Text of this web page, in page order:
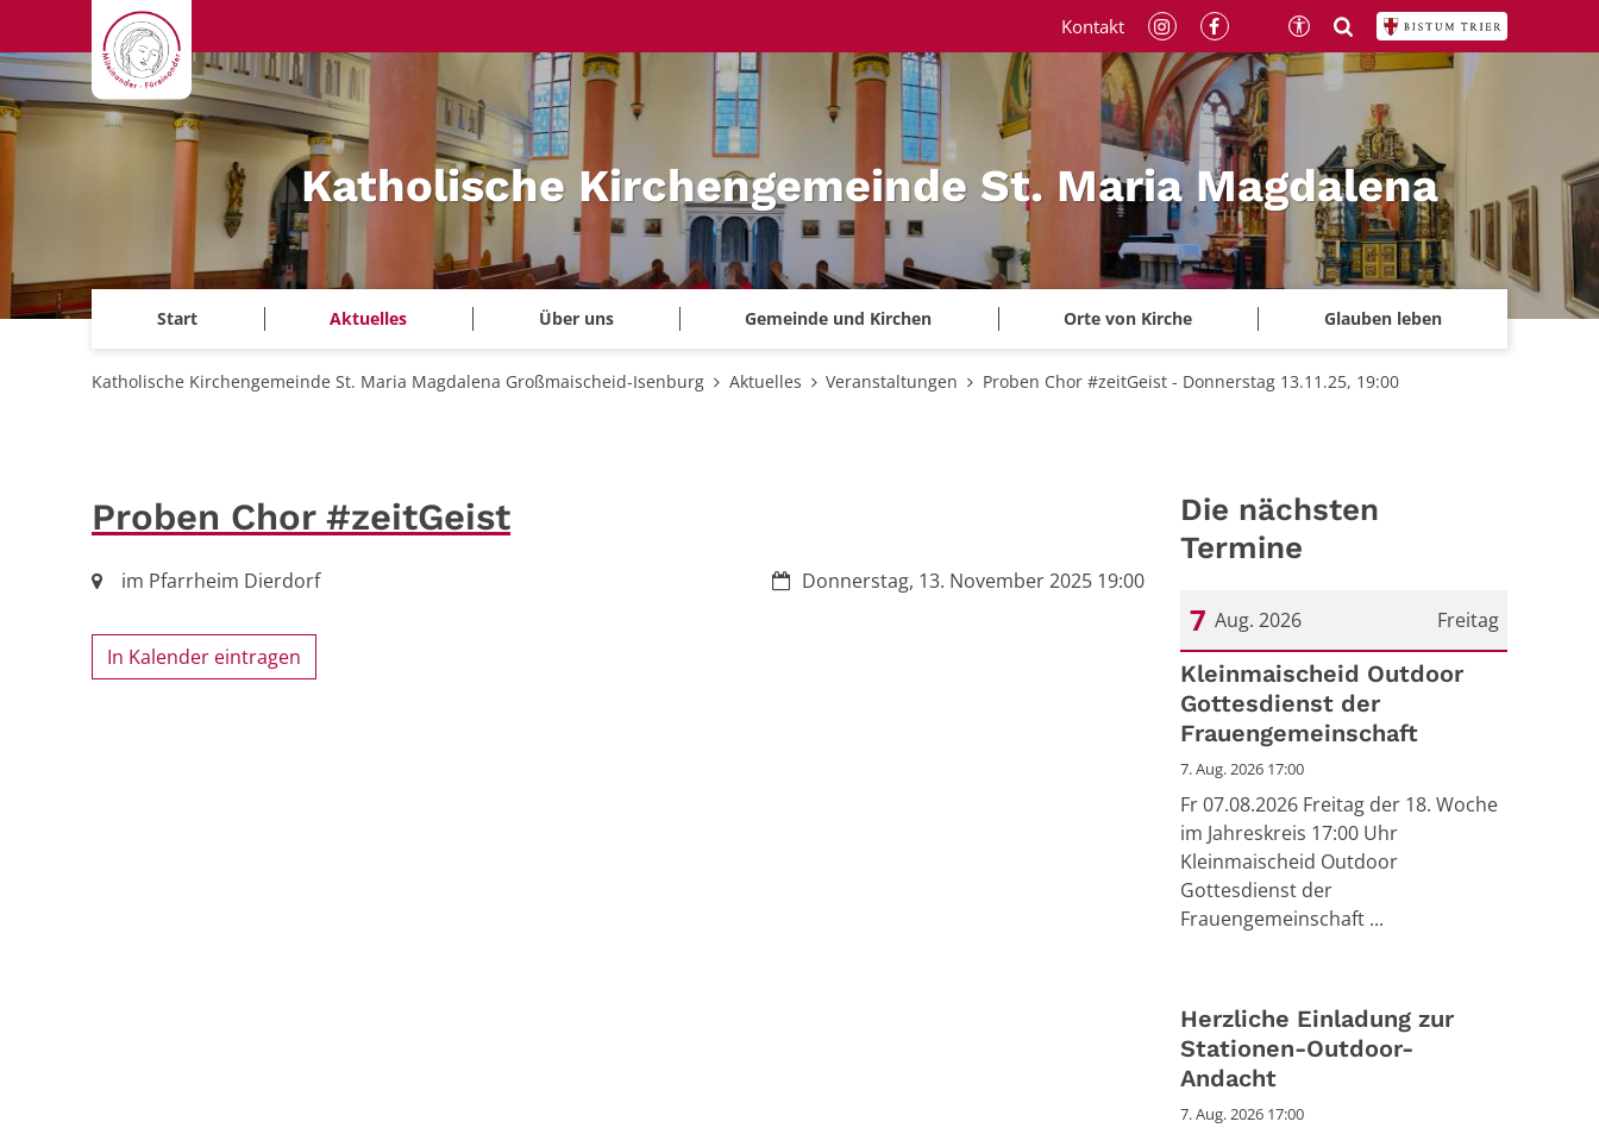
Zum Inhalt springen
Katholische Kirchengemeinde St. Maria Magdalena
Start Aktuelles Über uns Gemeinde und Kirchen Orte von Kirche Glauben leben
Kontakt
Katholische Kirchengemeinde St. Maria Magdalena Großmaischeid-Isenburg Aktuelles Veranstaltungen Proben Chor #zeitGeist - Donnerstag 13.11.25, 19:00
Proben Chor #zeitGeist
Datum:Donnerstag, 13. November 2025 19:00
Ort:im Pfarrheim Dierdorf
In Kalender eintragen
Die nächsten
Termine
Freitag
7 Aug. 2026
Datum: 7. August 2026
Kleinmaischeid Outdoor
Gottesdienst der
Frauengemeinschaft
7. Aug. 2026 17:00
Fr 07.08.2026 Freitag der 18. Woche
im Jahreskreis 17:00 Uhr
Kleinmaischeid Outdoor
Gottesdienst der
Frauengemeinschaft ...
Herzliche Einladung zur
Stationen-Outdoor-
Andacht
7. Aug. 2026 17:00